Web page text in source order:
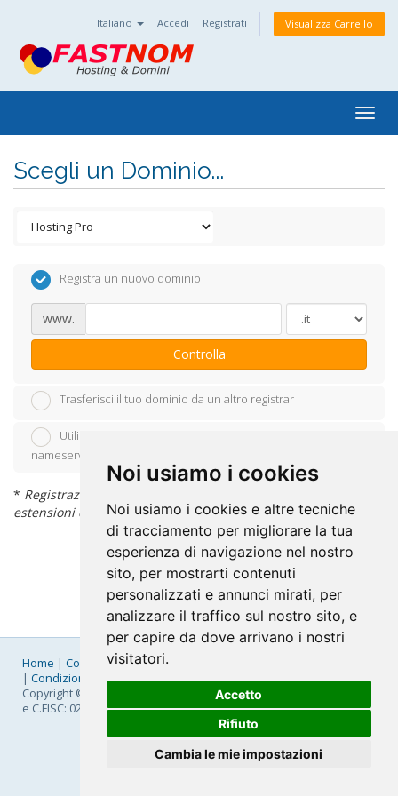
Noi usiamo i cookies
Noi usiamo i cookies e altre tecniche
di tracciamento per migliorare la tua
esperienza di navigazione nel nostro
sito, per mostrarti contenuti
personalizzati e annunci mirati, per
analizzare il traffico sul nostro sito, e
per capire da dove arrivano i nostri
visitatori.
Accetto
Rifiuto
Cambia le mie impostazioni
Italiano Accedi Registrati Visualizza Carrello
Scegli un Dominio...
Registra un nuovo dominio
www.
Controlla
Trasferisci il tuo dominio da un altro registrar
Utilizzerò il mio dominio esistente ed aggiornerò i
nameserver
* Registrazione di un dominio gratuito applica alle sole
estensioni di seguito: .it, .edu.it, .eu, .com, .net, .org
Home | Company|Listino Prezzi
| Condizioni Generali|Fatturazione Elettronica|Mappa
Copyright © 2026 FastNom Planetel S.p.A. - Divisione .Cloud - P.IVA
e C.FISC: 02831630161